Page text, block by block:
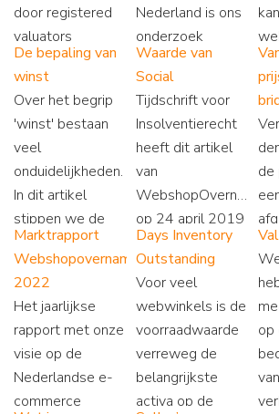
door registered
valuators
aanbevolen
methode ✓
Ontvang direct
gratis een
waardebepaling.
Nederland is ons
onderzoek
uitgevoerd, met
als resultaat de
waarderingsaanpak
in dit artikel.
De bepaling van
winst
Over het begrip
'winst' bestaan
veel
onduidelijkheden.
In dit artikel
stippen we de
belangrijksten
aan en
suggereren we
een goede
definitie.
Waarde van
Social
Tijdschrift voor
Insolventierecht
heeft dit artikel
van
WebshopOvername
op 24 april 2019
gepubliceerd in
hun magazine.
Lees onze tips
voor curatoren.
de
ze
Marktrapport
Webshopovernames
2022
Het jaarlijkse
rapport met onze
visie op de
Nederlandse e-
commerce
Days Inventory
Outstanding
Voor veel
webwinkels is de
voorraadwaarde
verreweg de
belangrijkste
activa op de
op